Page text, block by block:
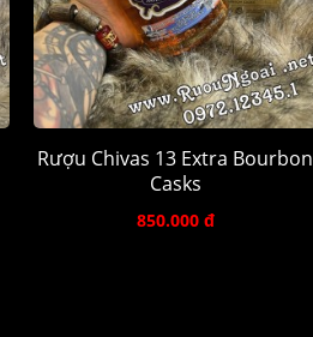
Rượu Chivas 13 Extra Bourbon
Casks
850.000 đ